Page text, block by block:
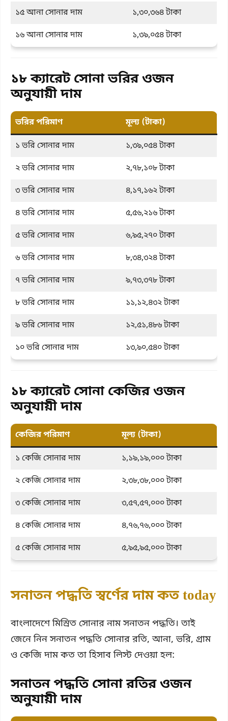
১৫ আনা সোনার দাম
১,৩০,৩৬৪ টাকা
১৬ আনা সোনার দাম
১,৩৯,০৫৪ টাকা
১৮ ক্যারেট সোনা ভরির ওজন
অনুযায়ী দাম
ভরির পরিমাণ মূল্য (টাকা)
১ ভরি সোনার দাম
১,৩৯,০৫৪ টাকা
২ ভরি সোনার দাম
২,৭৮,১০৮ টাকা
৩ ভরি সোনার দাম
৪,১৭,১৬২ টাকা
৪ ভরি সোনার দাম
৫,৫৬,২১৬ টাকা
৫ ভরি সোনার দাম
৬,৯৫,২৭০ টাকা
৬ ভরি সোনার দাম
৮,৩৪,৩২৪ টাকা
৭ ভরি সোনার দাম
৯,৭৩,৩৭৮ টাকা
৮ ভরি সোনার দাম
১১,১২,৪৩২ টাকা
৯ ভরি সোনার দাম
১২,৫১,৪৮৬ টাকা
১০ ভরি সোনার দাম
১৩,৯০,৫৪০ টাকা
১৮ ক্যারেট সোনা কেজির ওজন
অনুযায়ী দাম
কেজির পরিমাণ মূল্য (টাকা)
১ কেজি সোনার দাম
১,১৯,১৯,০০০ টাকা
২ কেজি সোনার দাম
২,৩৮,৩৮,০০০ টাকা
৩ কেজি সোনার দাম
৩,৫৭,৫৭,০০০ টাকা
৪ কেজি সোনার দাম
৪,৭৬,৭৬,০০০ টাকা
৫ কেজি সোনার দাম
৫,৯৫,৯৫,০০০ টাকা
সনাতন পদ্ধতি স্বর্ণের দাম কত today
বাংলাদেশে মিস্রিত সোনার নাম সনাতন পদ্ধতি। তাই
জেনে নিন সনাতন পদ্ধতি সোনার রতি, আনা, ভরি, গ্রাম
ও কেজি দাম কত তা হিসাব লিস্ট দেওয়া হল:
সনাতন পদ্ধতি সোনা রতির ওজন
অনুযায়ী দাম